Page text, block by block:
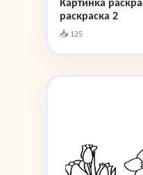
раскраска 2
📥 125